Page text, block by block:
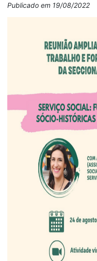
Publicado em 19/08/2022